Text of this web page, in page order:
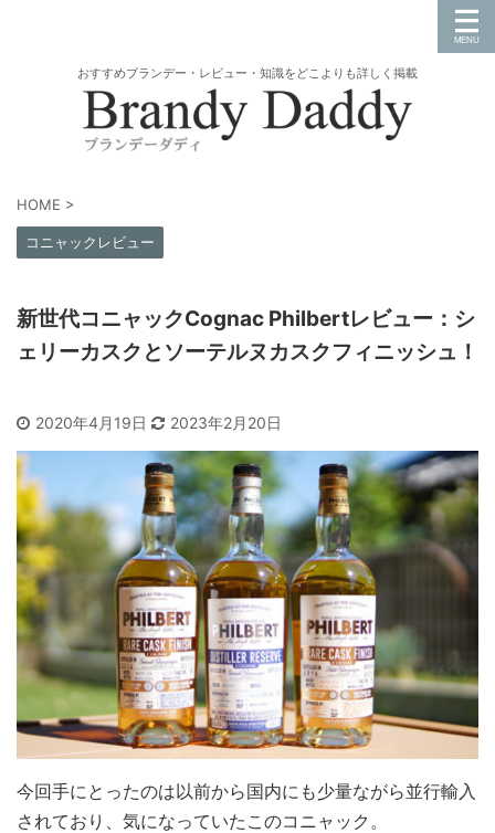
おすすめブランデー・レビュー・知識をどこよりも詳しく掲載
HOME >
コニャックレビュー
新世代コニャックCognac Philbertレビュー：シ
ェリーカスクとソーテルヌカスクフィニッシュ！
2020年4月19日 2023年2月20日
今回手にとったのは以前から国内にも少量ながら並行輸入
されており、気になっていたこのコニャック。